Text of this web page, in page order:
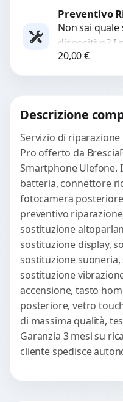
Preventivo
Non sai
dispositivo? I
check-up
avanzati per...
20,00€
Descrizione
Servizio di
Pro offerto da
Smartphone Ulefone.
batteria, connettore
fotocamera
preventivo
sostituzione
sostituzione display,
sostituzione
sostituzione
accensione, tasto
posteriore, vetro
di massima qualità,
Garanzia 3 mesi su
cliente spedisce